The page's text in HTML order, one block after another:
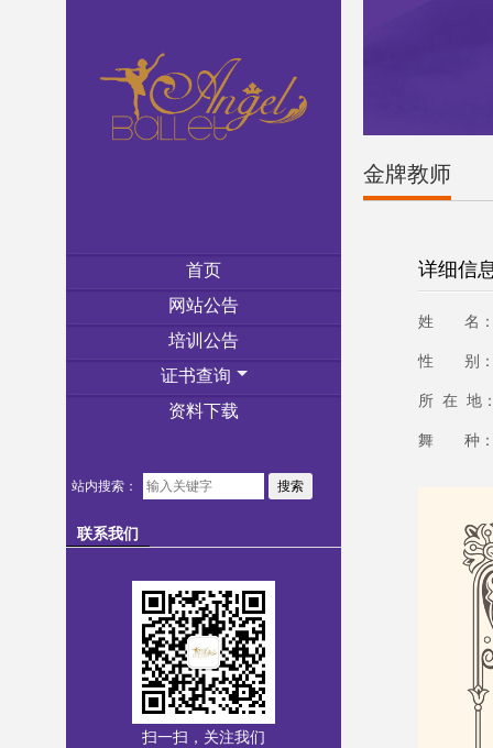
首页
网站公告
培训公告
证书查询
资料下载
站内搜索： 搜索
联系我们
扫一扫，关注我们
金牌教师
详细信
姓 名：
性 别：
所 在 地
舞 种：